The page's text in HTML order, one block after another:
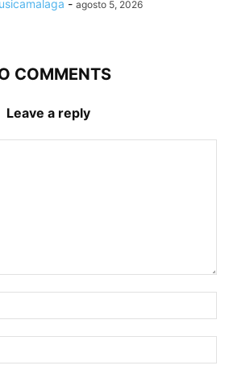
- agosto 5, 2026
COMMENTS
Leave a reply